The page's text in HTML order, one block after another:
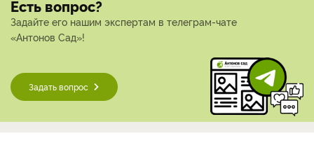
Есть вопрос?
Задайте его нашим экспертам в телеграм-чате
«Антонов Сад»!
Задать вопрос